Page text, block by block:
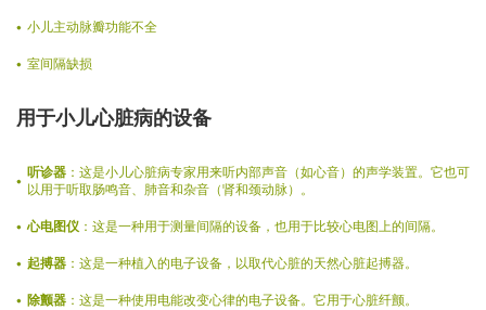
小儿主动脉瓣功能不全
室间隔缺损
用于小儿心脏病的设备
听诊器 ：这是小儿心脏病专家用来听内部声音（如心音）的声学装置。它也可
以用于听取肠鸣音、肺音和杂音（肾和颈动脉）。
心电图仪 ：这是一种用于测量间隔的设备，也用于比较心电图上的间隔。
起搏器 ：这是一种植入的电子设备，以取代心脏的天然心脏起搏器。
除颤器 ：这是一种使用电能改变心律的电子设备。它用于心脏纤颤。